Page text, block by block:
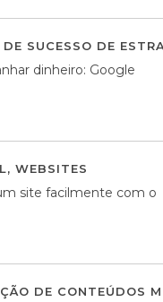
DE SUCESSO DE
dinheiro: Google
, WEBSITES
site facilmente com o
DE CONTEÚDOS